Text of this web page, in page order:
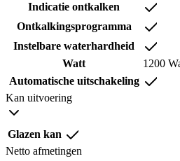
Indicatie ontkalken
Ontkalkingsprogramma
Instelbare waterhardheid
Watt
1200
Automatische uitschakeling
Kan uitvoering
Glazen kan
Netto afmetingen